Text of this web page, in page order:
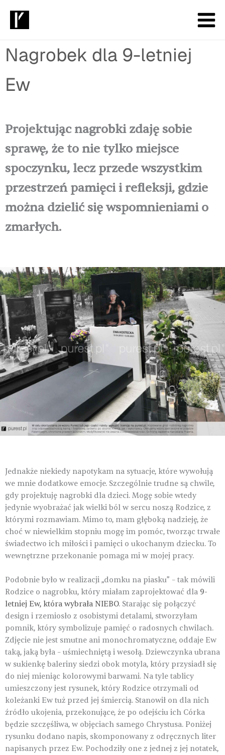
treści
Nagrobek dla 9-letniej
Ew
Projektując nagrobki zdaję sobie
sprawę, że to nie tylko miejsce
spoczynku, lecz przede wszystkim
przestrzeń pamięci i refleksji, gdzie
można dzielić się wspomnieniami o
zmarłych.
Jednakże niekiedy napotykam na sytuacje, które wywołują
we mnie dodatkowe emocje. Szczególnie trudne są chwile,
gdy projektuję nagrobki dla dzieci. Mogę sobie wtedy
jedynie wyobrażać jak wielki ból w sercu noszą Rodzice, z
którymi rozmawiam. Mimo to, mam głęboką nadzieję, że
choć w niewielkim stopniu mogę im pomóc, tworząc trwałe
świadectwo ich miłości i pamięci o ukochanym dziecku. To
wewnętrzne przekonanie pomaga mi w mojej pracy.
Podobnie było w realizacji „domku na piasku” – tak mówili
Rodzice o nagrobku, który miałam zaprojektować dla 9-
letniej Ew, która wybrała NIEBO. Starając się połączyć
design i rzemiosło z osobistymi detalami, stworzyłam
pomnik, który symbolizuje pamięć o radosnych chwilach.
Zdjęcie nie jest smutne ani monochromatyczne, oddaje Ew
taką, jaką była – uśmiechniętą i wesołą. Dziewczynka ubrana
w sukienkę baleriny siedzi obok motyla, który przysiadł się
do niej mieniąc kolorowymi barwami. Na tyle tablicy
umieszczony jest rysunek, który Rodzice otrzymali od
koleżanki Ew tuż przed jej śmiercią. Stanowił on dla nich
źródło ukojenia, przekonujące, że po odejściu ich Córka
będzie szczęśliwa, w objęciach samego Chrystusa. Poniżej
rysunku dodano napis, skomponowany z odręcznych liter
napisanych przez Ew. Pochodziły one z jednej z jej notatek,